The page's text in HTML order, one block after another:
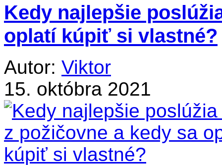
Kedy najlepšie
oplatí kúpiť si vlastné?
Autor: Viktor
15. októbra 2021